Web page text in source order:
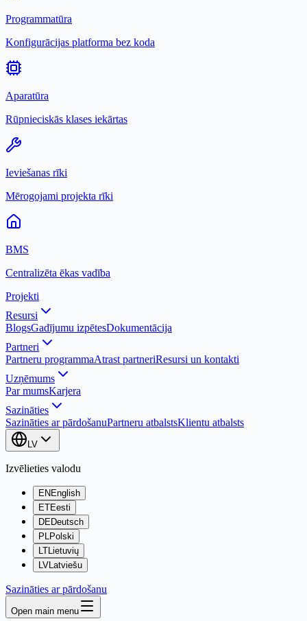
Programmatūra
Konfigurācijas platforma bez koda
Aparatūra
Rūpnieciskās klases iekārtas
Ieviešanas rīki
Mērogojami projekta rīki
BMS
Centralizēta ēkas vadība
Projekti
Resursi
BlogsGadījumu izpētesDokumentācija
Partneri
Partneru programmaAtrast partneriResursi un kontakti
Uzņēmums
Par mumsKarjera
Sazināties
Sazināties ar pārdošanuPartneru atbalstsKlientu atbalsts
LV
Izvēlieties valodu
EN English
ETEesti
DEDeutsch
PLPolski
LTLietuvių
LVLatviešu
Sazināties ar pārdošanu
Open main menu